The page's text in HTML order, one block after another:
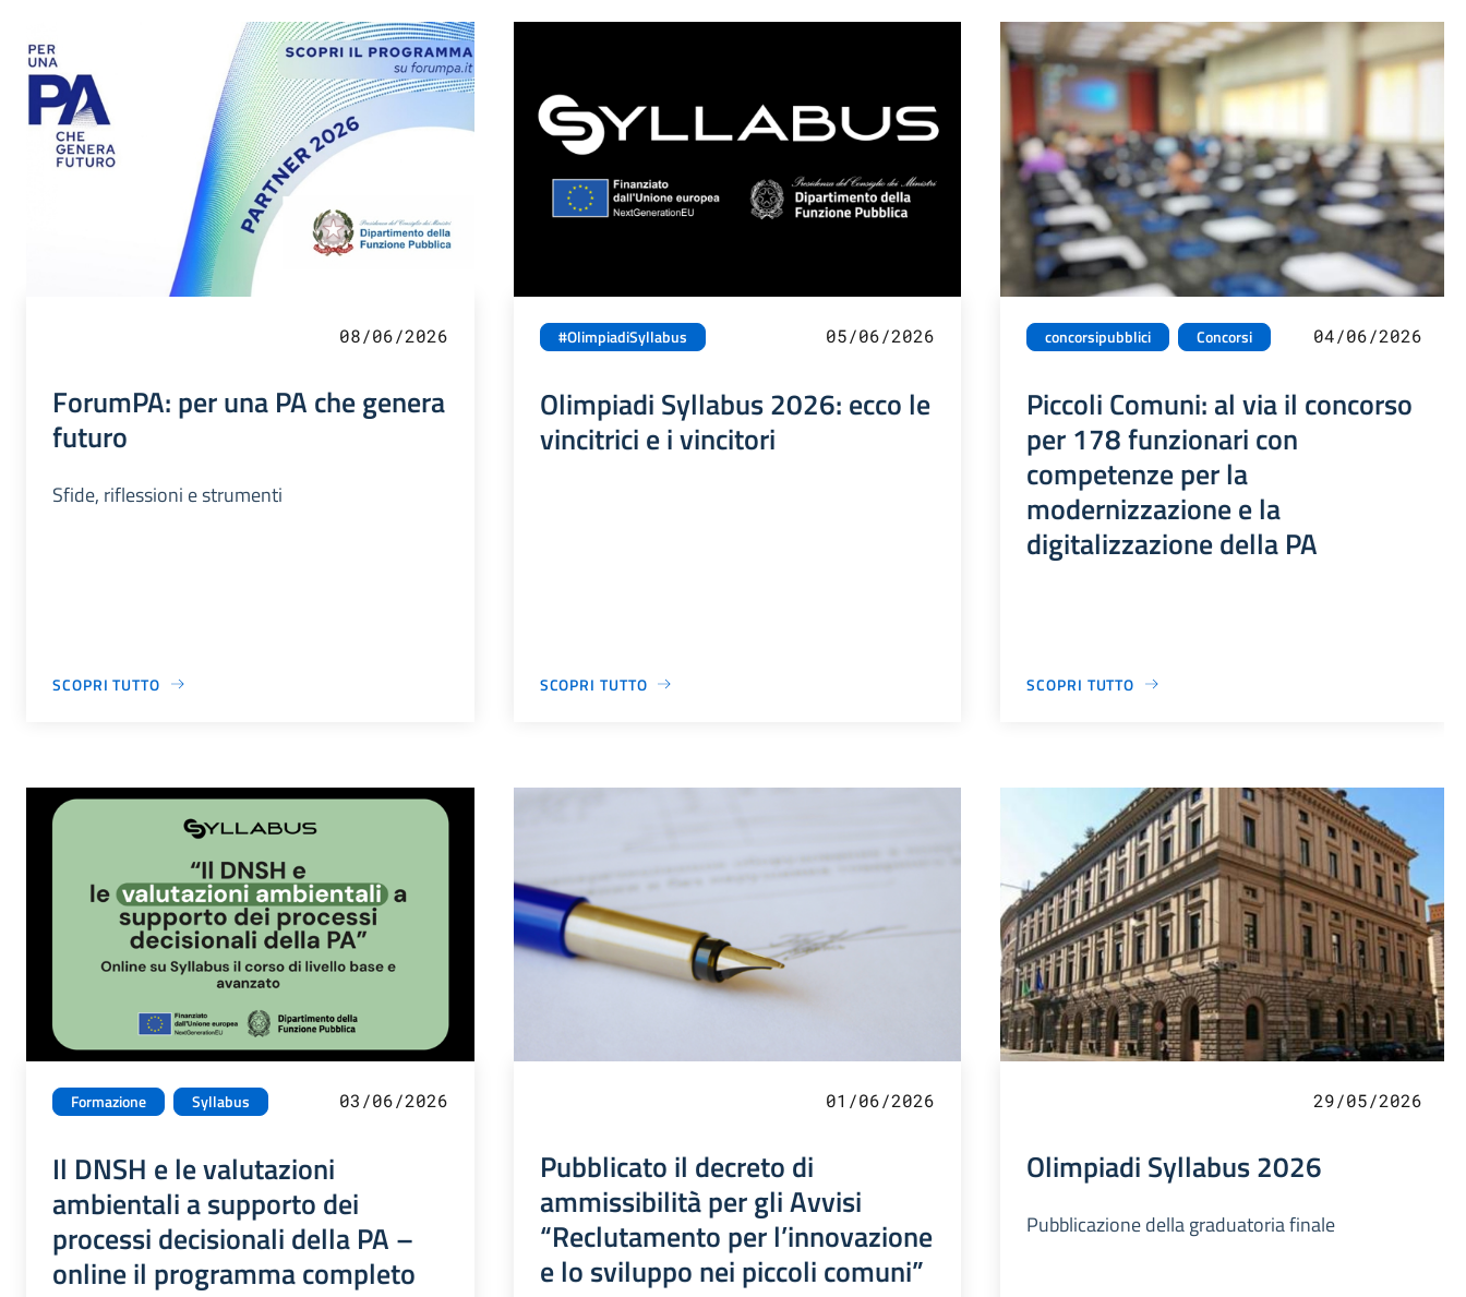
08/06/2026
ForumPA: per una PA che genera
futuro
Sfide, riflessioni e strumenti
SCOPRI TUTTO
#OlimpiadiSyllabus 05/06/2026
Olimpiadi Syllabus 2026: ecco le
vincitrici e i vincitori
SCOPRI TUTTO
concorsipubblici Concorsi 04/06/2026
Piccoli Comuni: al via il concorso
per 178 funzionari con
competenze per la
modernizzazione e la
digitalizzazione della PA
SCOPRI TUTTO
Formazione Syllabus 03/06/2026
Il DNSH e le valutazioni
ambientali a supporto dei
processi decisionali della PA –
online il programma completo
01/06/2026
Pubblicato il decreto di
ammissibilità per gli Avvisi
“Reclutamento per l’innovazione
e lo sviluppo nei piccoli comuni”
29/05/2026
Olimpiadi Syllabus 2026
Pubblicazione della graduatoria finale